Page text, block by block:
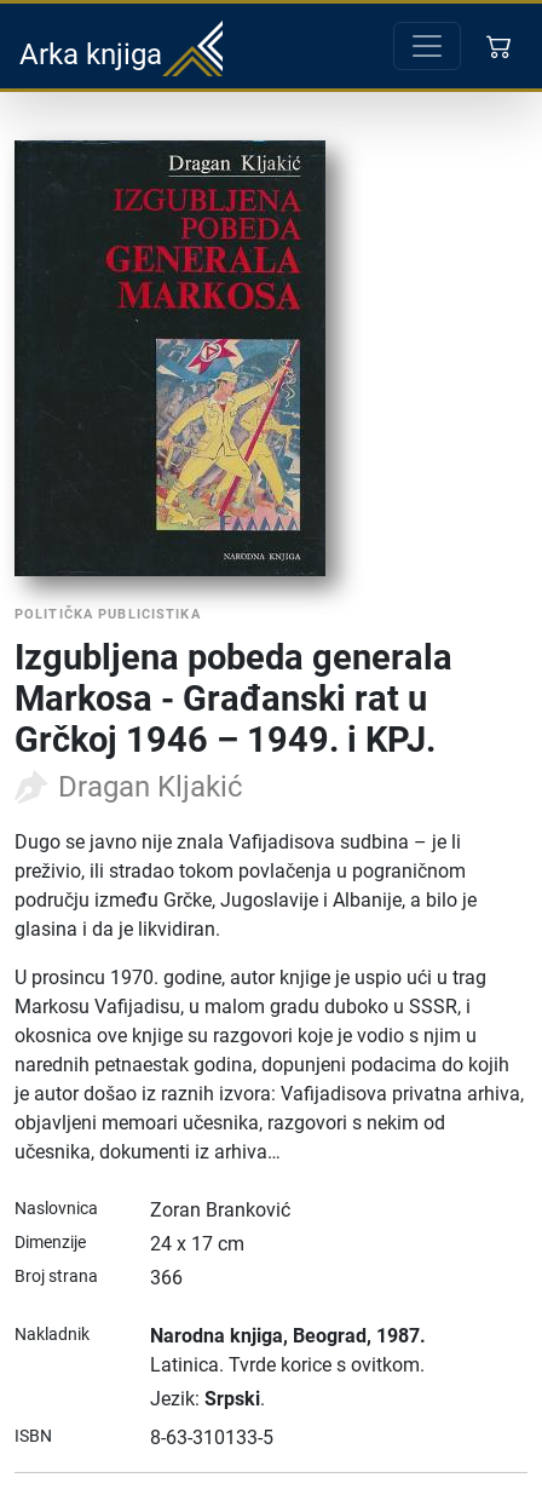
Arka knjiga
POLITIČKA PUBLICISTIKA
Izgubljena pobeda generala
Markosa - Građanski rat u
Grčkoj 1946 – 1949. i KPJ.
Dragan Kljakić
Dugo se javno nije znala Vafijadisova sudbina – je li
preživio, ili stradao tokom povlačenja u pograničnom
području između Grčke, Jugoslavije i Albanije, a bilo je
glasina i da je likvidiran.
U prosincu 1970. godine, autor knjige je uspio ući u trag
Markosu Vafijadisu, u malom gradu duboko u SSSR, i
okosnica ove knjige su razgovori koje je vodio s njim u
narednih petnaestak godina, dopunjeni podacima do kojih
je autor došao iz raznih izvora: Vafijadisova privatna arhiva,
objavljeni memoari učesnika, razgovori s nekim od
učesnika, dokumenti iz arhiva…
Naslovnica Zoran Branković
Dimenzije 24 x 17 cm
Broj strana 366
Nakladnik Narodna knjiga, Beograd, 1987.
Latinica. Tvrde korice s ovitkom.
Jezik: Srpski.
ISBN 8-63-310133-5